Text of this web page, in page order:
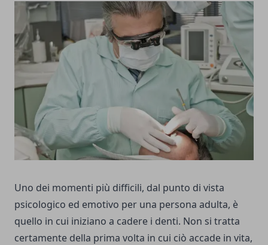
Uno dei momenti più difficili, dal punto di vista
psicologico ed emotivo per una persona adulta, è
quello in cui iniziano a cadere i denti. Non si tratta
certamente della prima volta in cui ciò accade in vita,